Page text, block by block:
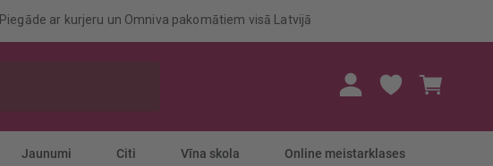
Piegāde ar kurjeru un Omniva pakomātiem visā Latvijā
Jaunumi Citi Vīna skola Online meistarklases